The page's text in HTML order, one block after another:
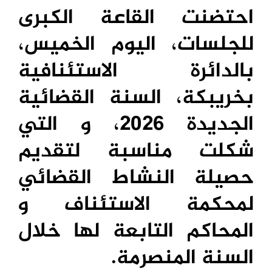
احتضنت القاعة الكبرى
للجلسات، اليوم الخميس،
بالدائرة الاستئنافية
بخريبكة، السنة القضائية
الجديدة 2026، و التي
شكلت مناسبة لتقديم
حصيلة النشاط القضائي
لمحكمة الاستئناف و
المحاكم التابعة لها خلال
السنة المنصرمة.